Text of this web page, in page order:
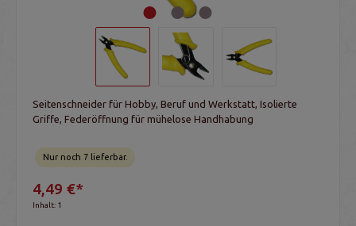
Seitenschneider für Hobby, Beruf und Werkstatt, Isolierte
Griffe, Federöffnung für mühelose Handhabung
Nur noch 7 lieferbar.
4,49 €*
Inhalt: 1